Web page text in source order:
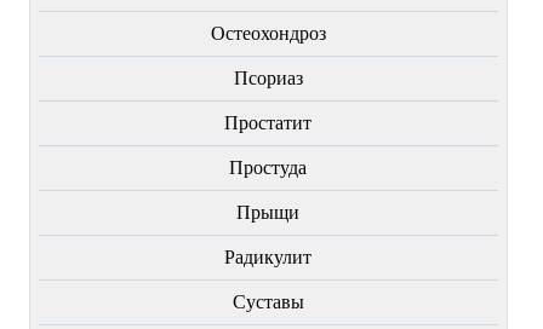
Остеохондроз
Пcориаз
Простатит
Простуда
Прыщи
Радикулит
Суставы